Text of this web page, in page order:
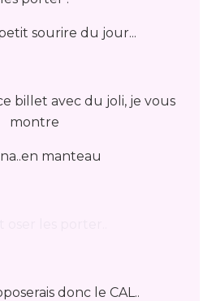
sourire du jour...
billet avec du joli, je vous
montre
manteau
donc le CAL..